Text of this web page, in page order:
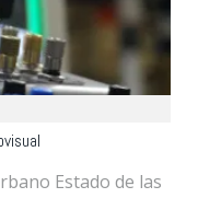
Estado de las